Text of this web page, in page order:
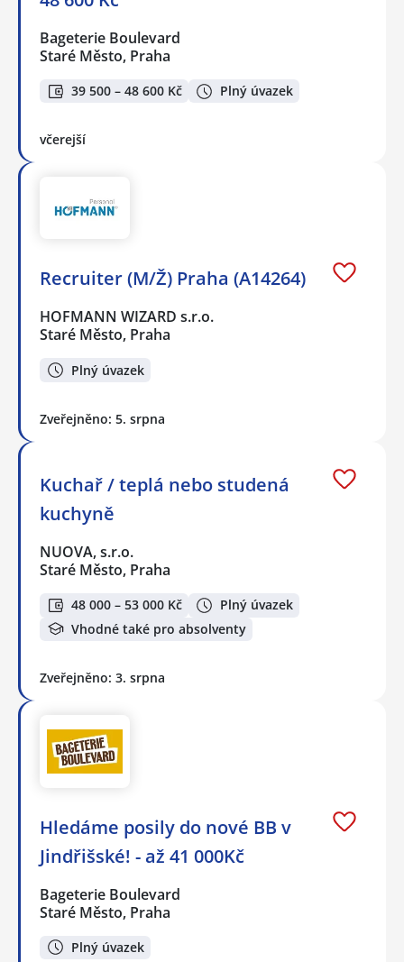
Bageterie Boulevard
Staré Město, Praha
39 500 – 48 600 Kč Plný úvazek
včerejší
Recruiter (M/Ž) Praha (A14264)
HOFMANN WIZARD s.r.o.
Staré Město, Praha
Plný úvazek
Zveřejněno: 5. srpna
Kuchař / teplá nebo studená
kuchyně
NUOVA, s.r.o.
Staré Město, Praha
48 000 – 53 000 Kč
Plný úvazek
Vhodné také pro absolventy
Zveřejněno: 3. srpna
Hledáme posily do nové BB v
Jindřišské! - až 41 000Kč
Bageterie Boulevard
Staré Město, Praha
Plný úvazek